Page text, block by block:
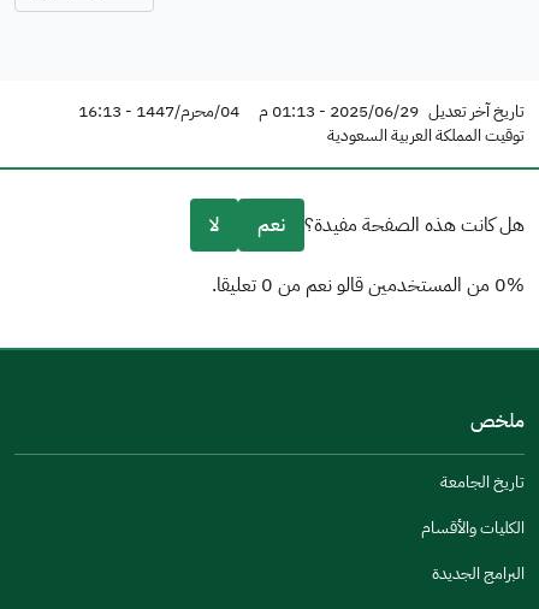
تاريخ آخر تعديل 2025/06/29 - 01:13 م
04/محرم/1447 - 16:13
توقيت المملكة العربية السعودية
هل كانت هذه الصفحة مفيدة؟ نعم لا
0% من المستخدمين قالو نعم من 0 تعليقا.
مكتوبة بشكل جيد
الإجابات كانت مرتبطة
تصميمه يجعله سهل القراءة
أخرى
ملخص
تاريخ الجامعة
الكليات والأقسام
البرامج الجديدة